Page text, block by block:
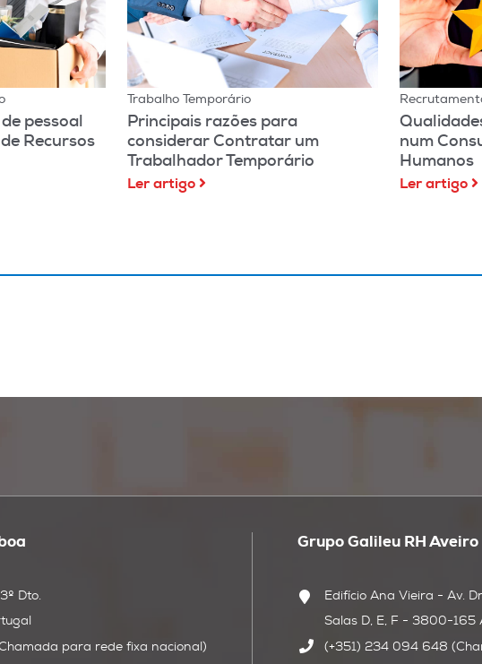
pessoal
Recursos
Trabalho Temporário
Principais razões para
considerar Contratar um
Trabalhador Temporário
Ler artigo
num
Humanos
Ler artigo
Dto.
para rede fixa nacional)
Grupo Galileu RH Aveiro
Edifício Ana Vieira - Av.
Salas D, E, F - 3800-165
(+351) 234 094 648